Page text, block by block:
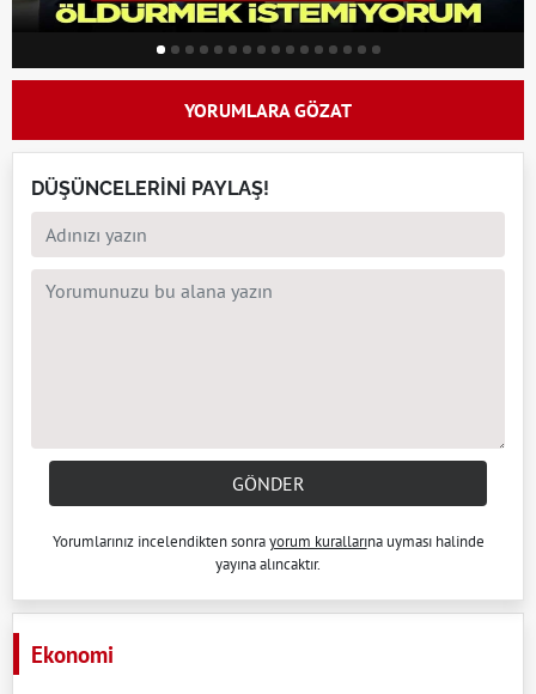
YORUMLARA GÖZAT
DÜŞÜNCELERİNİ PAYLAŞ!
GÖNDER
Yorumlarınız incelendikten sonrayorum kurallarına uyması halinde
yayına alıncaktır.
Ekonomi